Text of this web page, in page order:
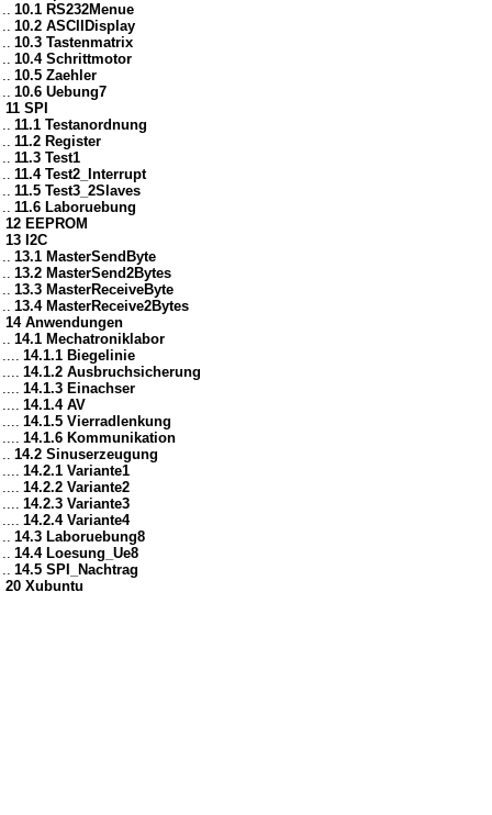
.. 10.1 RS232Menue
.. 10.2 ASCIIDisplay
.. 10.3 Tastenmatrix
.. 10.4 Schrittmotor
.. 10.5 Zaehler
.. 10.6 Uebung7
11 SPI
.. 11.1 Testanordnung
.. 11.2 Register
.. 11.3 Test1
.. 11.4 Test2_Interrupt
.. 11.5 Test3_2Slaves
.. 11.6 Laboruebung
12 EEPROM
13 I2C
.. 13.1 MasterSendByte
.. 13.2 MasterSend2Bytes
.. 13.3 MasterReceiveByte
.. 13.4 MasterReceive2Bytes
14 Anwendungen
.. 14.1 Mechatroniklabor
.... 14.1.1 Biegelinie
.... 14.1.2 Ausbruchsicherung
.... 14.1.3 Einachser
.... 14.1.4 AV
.... 14.1.5 Vierradlenkung
.... 14.1.6 Kommunikation
.. 14.2 Sinuserzeugung
.... 14.2.1 Variante1
.... 14.2.2 Variante2
.... 14.2.3 Variante3
.... 14.2.4 Variante4
.. 14.3 Laboruebung8
.. 14.4 Loesung_Ue8
.. 14.5 SPI_Nachtrag
20 Xubuntu